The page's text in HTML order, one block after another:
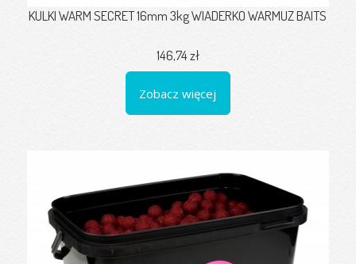
KULKI WARM SECRET 16mm 3kg WIADERKO WARMUZ BAITS
146,74 zł
Zobacz więcej